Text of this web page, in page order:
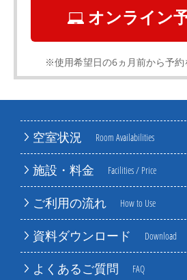
空室状況 Room Availabilities
施設・料金 Facilities / Price
ご利用の流れ How to Use
資料ダウンロード Download
よくあるご質問 FAQ
オンライン
※使用希望日の6ヵ月前から予約